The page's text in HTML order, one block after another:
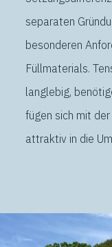
separaten
besonderen
Füllmaterials.
langlebig,
fügen sich mit
attraktiv in die